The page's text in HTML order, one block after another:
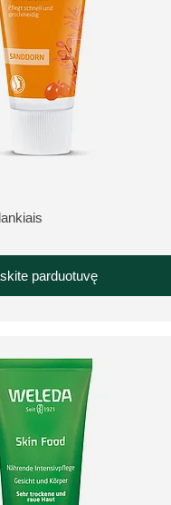
žvaigždučių įvertino 0 klientų
parduotuvę